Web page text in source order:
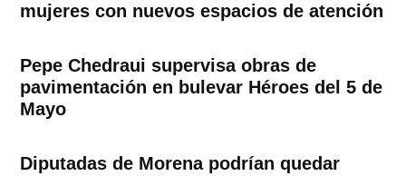
mujeres con nuevos espacios de atención
Pepe Chedraui supervisa obras de
pavimentación en bulevar Héroes del 5 de
Mayo
Diputadas de Morena podrían quedar